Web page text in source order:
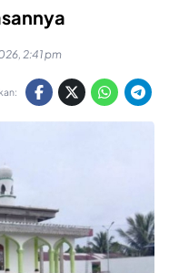
2:41 pm